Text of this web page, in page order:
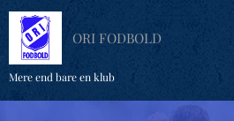
ORI FODBOLD
Mere end bare en klub